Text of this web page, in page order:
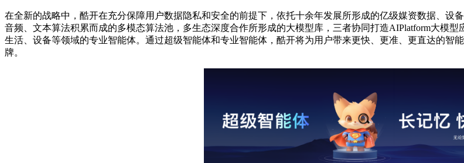
在全新的战略中，酷开在充分保障用户数据隐私和安全的前提下，依托十余年发展所形成的亿级媒资数据、设
音频、文本算法积累而成的多模态算法池，多生态深度合作所形成的大模型库，三者协同打造AIPlatform大模
生活、设备等领域的专业智能体。通过超级智能体和专业智能体，酷开将为用户带来更快、更准、更直达的智
牌。